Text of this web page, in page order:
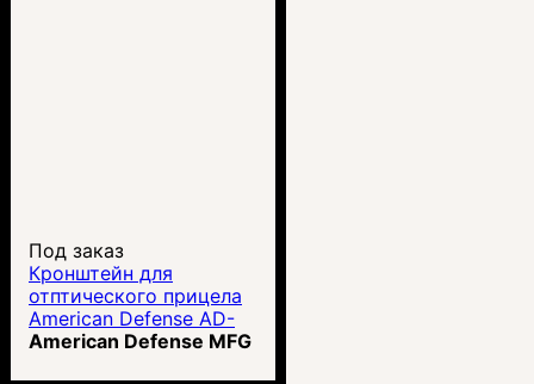
Под заказ
Кронштейн для
отптического прицела
American Defense AD-
RECON-QD 30мм
American Defense MFG